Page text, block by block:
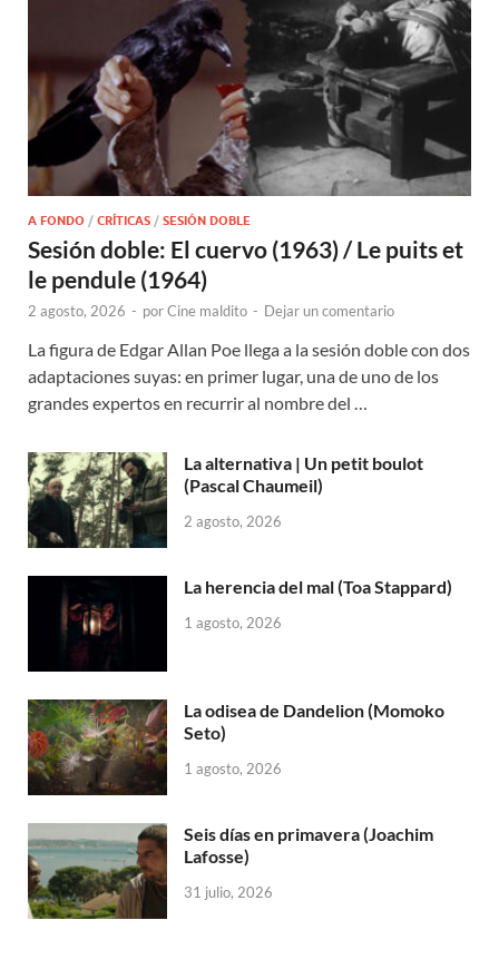
A FONDO / CRÍTICAS / SESIÓN DOBLE
Sesión doble: El cuervo (1963) / Le puits et
le pendule (1964)
2 agosto, 2026 - porCine maldito - Dejar un comentario
La figura de Edgar Allan Poe llega a la sesión doble con dos
adaptaciones suyas: en primer lugar, una de uno de los
grandes expertos en recurrir al nombre del …
La alternativa | Un petit boulot
(Pascal Chaumeil)
2 agosto, 2026
La herencia del mal (Toa Stappard)
1 agosto, 2026
La odisea de Dandelion (Momoko
Seto)
1 agosto, 2026
Seis días en primavera (Joachim
Lafosse)
31 julio, 2026